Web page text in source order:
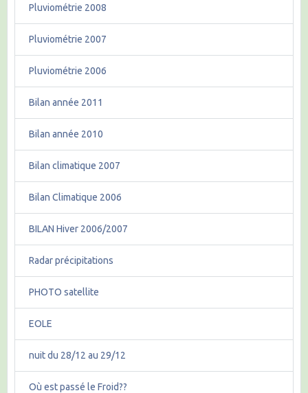
Pluviométrie 2008
Pluviométrie 2007
Pluviométrie 2006
Bilan année 2011
Bilan année 2010
Bilan climatique 2007
Bilan Climatique 2006
BILAN Hiver 2006/2007
Radar précipitations
PHOTO satellite
EOLE
nuit du 28/12 au 29/12
Où est passé le Froid??